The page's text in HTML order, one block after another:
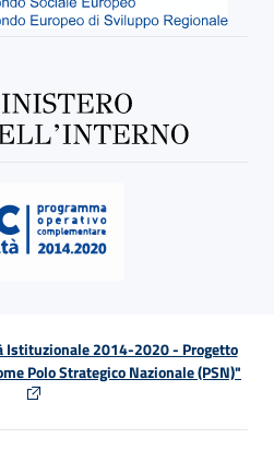
Istituzionale 2014-2020 - Progetto
Polo Strategico Nazionale (PSN)"